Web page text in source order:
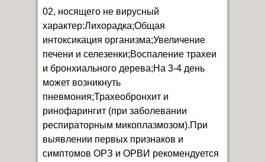
02, носящего не вирусный
характер:Лихорадка;Общая
интоксикация организма;Увеличение
печени и селезенки;Воспаление трахеи
и бронхиального дерева;На 3-4 день
может возникнуть
пневмония;Трахеобронхит и
ринофарингит (при заболевании
респираторным микоплазмозом).При
выявлении первых признаков и
симптомов ОРЗ и ОРВИ рекомендуется